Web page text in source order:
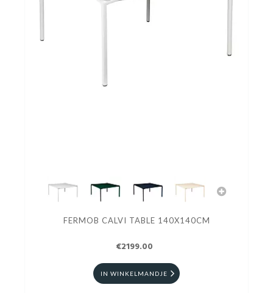
FERMOB CALVI TABLE 140X140CM
€2199.00
IN WINKELMANDJE